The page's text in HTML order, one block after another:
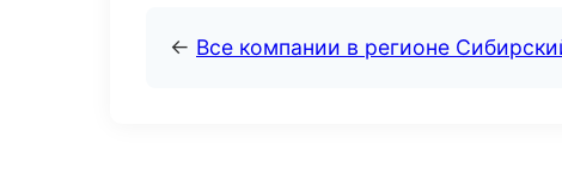
← Все компании в регионе